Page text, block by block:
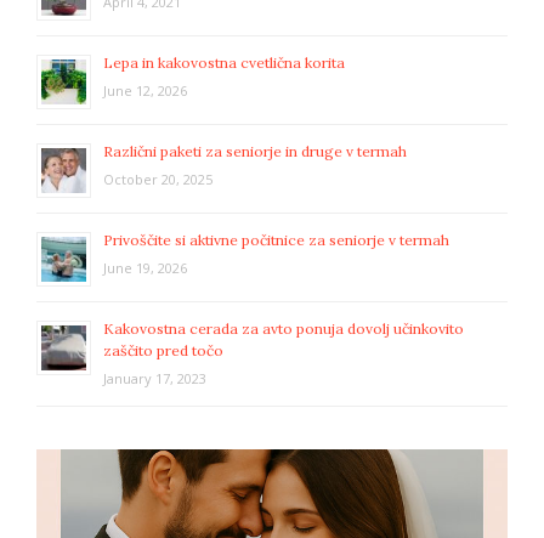
Lepa in kakovostna cvetlična korita
June 12, 2026
Različni paketi za seniorje in druge v termah
October 20, 2025
Privoščite si aktivne počitnice za seniorje v termah
June 19, 2026
Kakovostna cerada za avto ponuja dovolj učinkovito
zaščito pred točo
January 17, 2023